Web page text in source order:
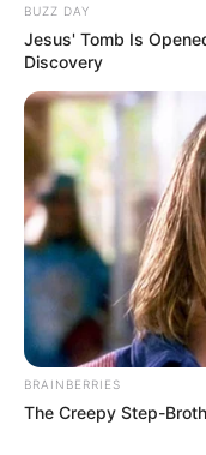
BUZZ DAY
Jesus' Tomb Is
Discovery
BRAINBERRIES
The Creepy Step-